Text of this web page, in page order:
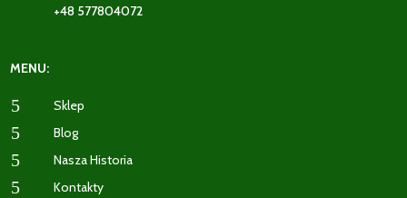
+48 577804072
MENU:
5 Sklep
5 Blog
5 Nasza Historia
5 Kontakty